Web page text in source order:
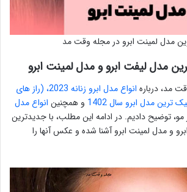
مدل لمینت ابرو در مجله وقت مد
مدل لیفت ابرو و مدل لمینت ابرو
مد، درباره
انواع مدل ابرو زنانه 2023، (راز های
مدل ابرو سال 1402
و همچنین انواع مدل
مو، توضیح دادیم. در ادامه این مطلب، با جدیدترین
و مدل لمینت ابرو آشنا شده و عکس آنها را